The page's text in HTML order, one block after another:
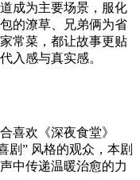
成为主要场景，服化
的潦草、兄弟俩为省
常菜，都让故事更贴
入感与真实感。
合喜欢《深夜食堂》
剧” 风格的观众，本剧
中传递温暖治愈的力